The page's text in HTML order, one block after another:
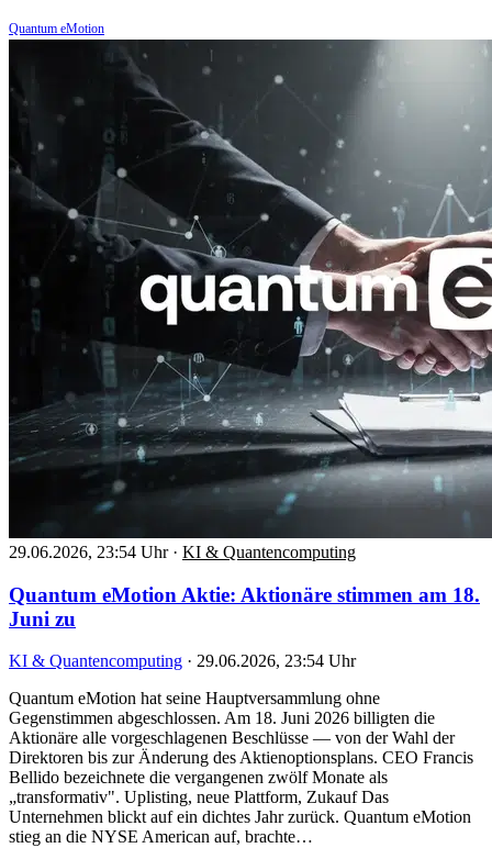
Quantum eMotion
29.06.2026, 23:54 Uhr · KI & Quantencomputing
Quantum eMotion Aktie: Aktionäre stimmen am 18.
Juni zu
KI & Quantencomputing · 29.06.2026, 23:54 Uhr
Quantum eMotion hat seine Hauptversammlung ohne
Gegenstimmen abgeschlossen. Am 18. Juni 2026 billigten die
Aktionäre alle vorgeschlagenen Beschlüsse — von der Wahl der
Direktoren bis zur Änderung des Aktienoptionsplans. CEO Francis
Bellido bezeichnete die vergangenen zwölf Monate als
„transformativ". Uplisting, neue Plattform, Zukauf Das
Unternehmen blickt auf ein dichtes Jahr zurück. Quantum eMotion
stieg an die NYSE American auf, brachte…